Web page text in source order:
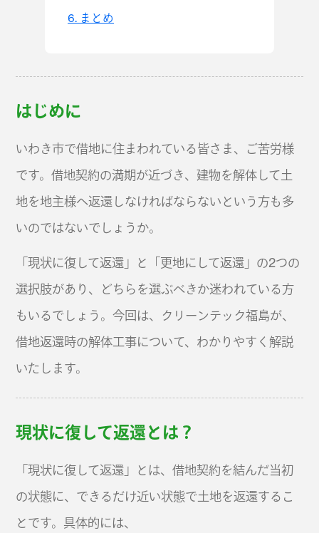
6. まとめ
はじめに
いわき市で借地に住まわれている皆さま、ご苦労様
です。借地契約の満期が近づき、建物を解体して土
地を地主様へ返還しなければならないという方も多
いのではないでしょうか。
「現状に復して返還」と「更地にして返還」の2つの
選択肢があり、どちらを選ぶべきか迷われている方
もいるでしょう。今回は、クリーンテック福島が、
借地返還時の解体工事について、わかりやすく解説
いたします。
現状に復して返還とは？
「現状に復して返還」とは、借地契約を結んだ当初
の状態に、できるだけ近い状態で土地を返還するこ
とです。具体的には、